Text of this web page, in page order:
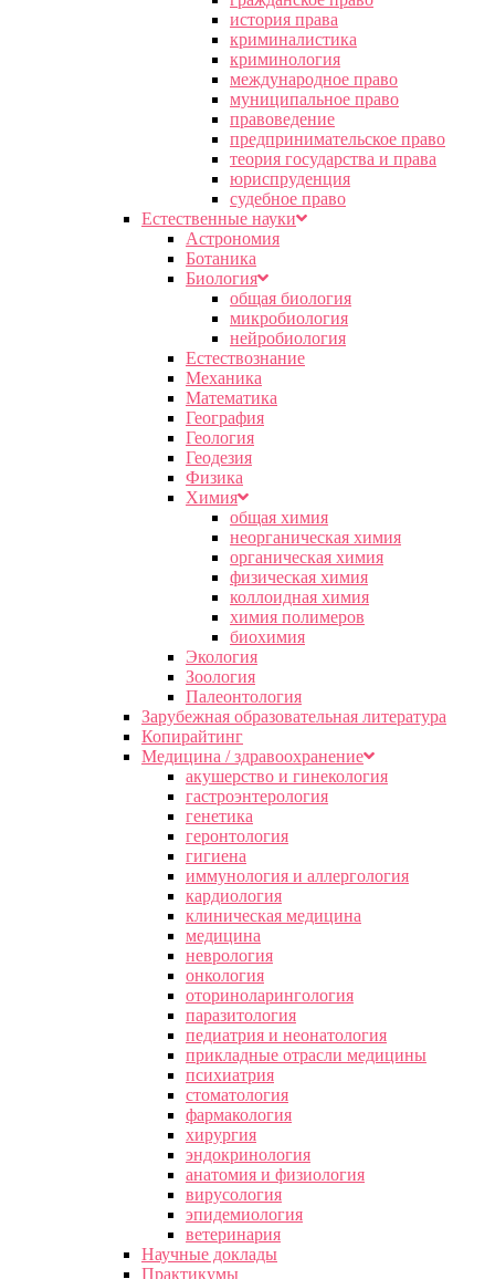
история права
криминалистика
криминология
международное право
муниципальное право
правоведение
предпринимательское право
теория государства и права
юриспруденция
судебное право
Естественные науки
Астрономия
Ботаника
Биология
общая биология
микробиология
нейробиология
Естествознание
Механика
Математика
География
Геология
Геодезия
Физика
Химия
общая химия
неорганическая химия
органическая химия
физическая химия
коллоидная химия
химия полимеров
биохимия
Экология
Зоология
Палеонтология
Зарубежная образовательная литература
Копирайтинг
Медицина / здравоохранение
акушерство и гинекология
гастроэнтерология
генетика
геронтология
гигиена
иммунология и аллергология
кардиология
клиническая медицина
медицина
неврология
онкология
оториноларингология
паразитология
педиатрия и неонатология
прикладные отрасли медицины
психиатрия
стоматология
фармакология
хирургия
эндокринология
анатомия и физиология
вирусология
эпидемиология
ветеринария
Научные доклады
Практикумы